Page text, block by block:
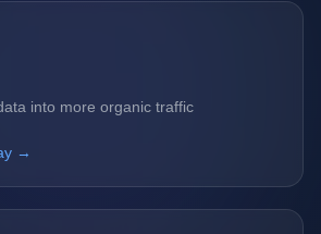
into more organic traffic
→